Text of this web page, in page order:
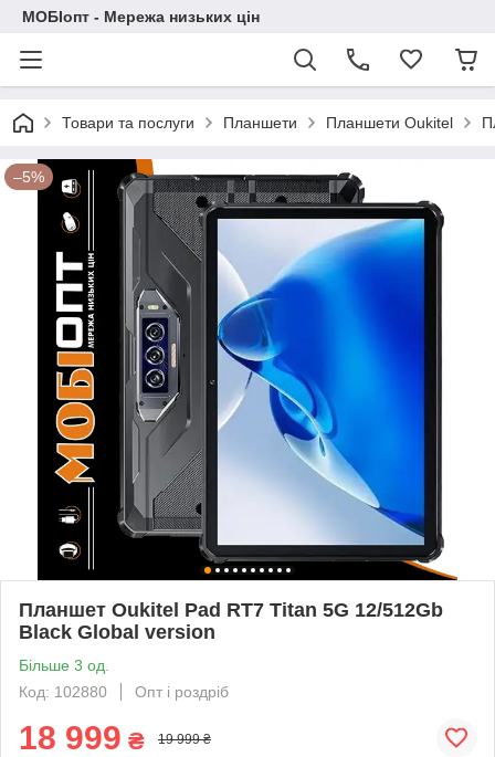
МОБІопт - Мережа низьких цін
Товари та послуги Планшети Планшети Oukitel
–5%
Планшет Oukitel Pad RT7 Titan 5G 12/512Gb
Black Global version
Більше 3 од.
Код: 102880
Опт і роздріб
18 999 ₴ 19 999 ₴